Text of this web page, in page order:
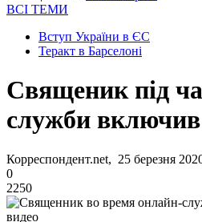
ВСІ ТЕМИ
Вступ України в ЄС
Теракт в Барселоні
Священик під
служби
Корреспондент.net, 25 березня
0
2250